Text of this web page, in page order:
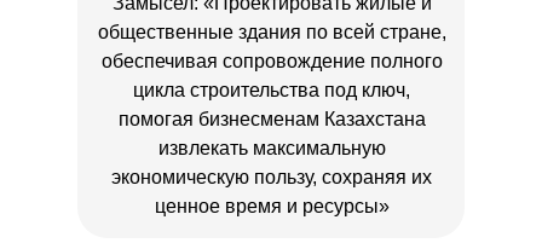
общественные здания по всей стране,
обеспечивая сопровождение полного
цикла строительства под ключ,
помогая бизнесменам Казахстана
извлекать максимальную
экономическую пользу, сохраняя их
ценное время и ресурсы»